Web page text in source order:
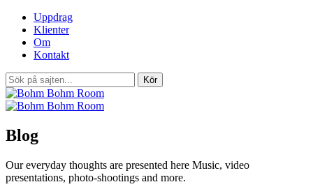
Uppdrag
Klienter
Om
Kontakt
Blog
Our everyday thoughts are presented here Music, video
presentations, photo-shootings and more.